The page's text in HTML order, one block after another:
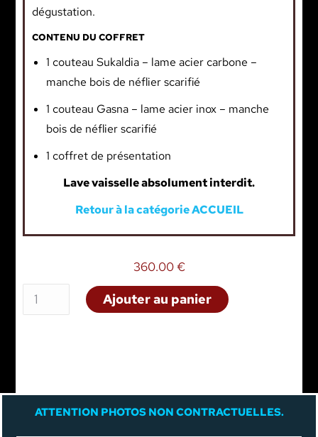
dégustation.
CONTENU DU COFFRET
1 couteau Sukaldia – lame acier carbone –
manche bois de néflier scarifié
1 couteau Gasna – lame acier inox – manche
bois de néflier scarifié
1 coffret de présentation
Lave vaisselle absolument interdit.
Retour à la catégorie ACCUEIL
360.00€
Ajouter au panier
ATTENTION PHOTOS NON CONTRACTUELLES.